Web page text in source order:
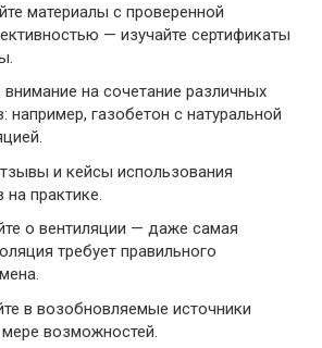
материалы с проверенной
— изучайте сертификаты
на сочетание различных
например, газобетон с натуральной
и кейсы использования
на практике.
о вентиляции — даже самая
требует правильного
в возобновляемые источники
мере возможностей.